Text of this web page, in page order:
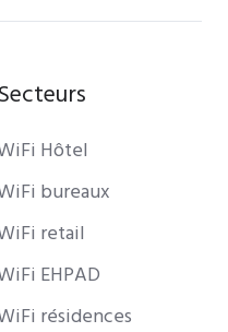
Secteurs
Hôtel
bureaux
retail
EHPAD
résidences